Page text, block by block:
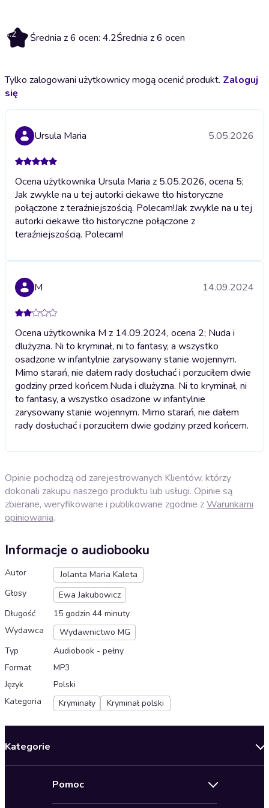
4.2 Średnia z 6 ocen: 4.2Średnia z 6 ocen
Tylko zalogowani użytkownicy mogą ocenić produkt. Zaloguj
się
Ursula Maria 5.05.2026
Ocena użytkownika Ursula Maria z 5.05.2026, ocena 5;
Jak zwykle na u tej autorki ciekawe tło historyczne
połączone z teraźniejszością. Polecam!Jak zwykle na u tej
autorki ciekawe tło historyczne połączone z
teraźniejszością. Polecam!
M 14.09.2024
Ocena użytkownika M z 14.09.2024, ocena 2; Nuda i
dlużyzna. Ni to kryminał, ni to fantasy, a wszystko
osadzone w infantylnie zarysowany stanie wojennym.
Mimo starań, nie dałem rady dosłuchać i porzuciłem dwie
godziny przed końcem.Nuda i dlużyzna. Ni to kryminał, ni
to fantasy, a wszystko osadzone w infantylnie
zarysowany stanie wojennym. Mimo starań, nie dałem
rady dosłuchać i porzuciłem dwie godziny przed końcem.
Opinie pochodzą od zarejestrowanych Klientów, którzy
dokonali zakupu naszego produktu lub usługi. Opinie są
zbierane, weryfikowane i publikowane zgodnie zWarunkami
opiniowania.
Informacje o audiobooku
Autor
Jolanta Maria Kaleta
Głosy
Ewa Jakubowicz
Długość
15 godzin 44 minuty
Wydawca
Wydawnictwo MG
Typ
Audiobook - pełny
Format
MP3
Język
Polski
Kategoria
Kryminały Kryminał polski
Kategorie
Pomoc